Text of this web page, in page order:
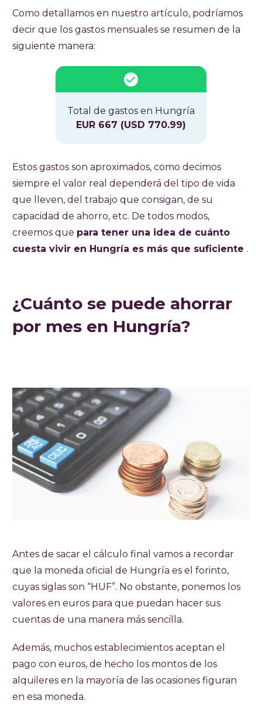
Como detallamos en nuestro artículo, podríamos
decir que los gastos mensuales se resumen de la
siguiente manera:
Total de gastos en Hungría
EUR 667 (USD 770.99)
Estos gastos son aproximados, como decimos
siempre el valor real dependerá del tipo de vida
que lleven, del trabajo que consigan, de su
capacidad de ahorro, etc. De todos modos,
creemos que para tener una idea de cuánto
cuesta vivir en Hungría es más que suficiente .
¿Cuánto se puede ahorrar
por mes en Hungría?
Antes de sacar el cálculo final vamos a recordar
que la moneda oficial de Hungría es el forinto,
cuyas siglas son “HUF”. No obstante, ponemos los
valores en euros para que puedan hacer sus
cuentas de una manera más sencilla.
Además, muchos establecimientos aceptan el
pago con euros, de hecho los montos de los
alquileres en la mayoría de las ocasiones figuran
en esa moneda.